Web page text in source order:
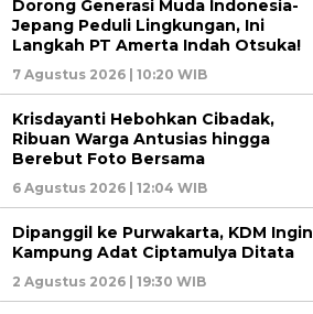
Dorong Generasi Muda Indonesia-
Jepang Peduli Lingkungan, Ini
Langkah PT Amerta Indah Otsuka!
7 Agustus 2026 | 10:20 WIB
Krisdayanti Hebohkan Cibadak,
Ribuan Warga Antusias hingga
Berebut Foto Bersama
6 Agustus 2026 | 12:04 WIB
Dipanggil ke Purwakarta, KDM Ingin
Kampung Adat Ciptamulya Ditata
2 Agustus 2026 | 19:30 WIB